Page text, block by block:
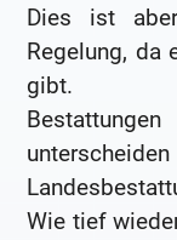
Dies ist
Regelung, da
gibt.
Wie tief